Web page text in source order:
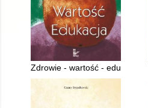
Zdrowie - wartość - edukacja